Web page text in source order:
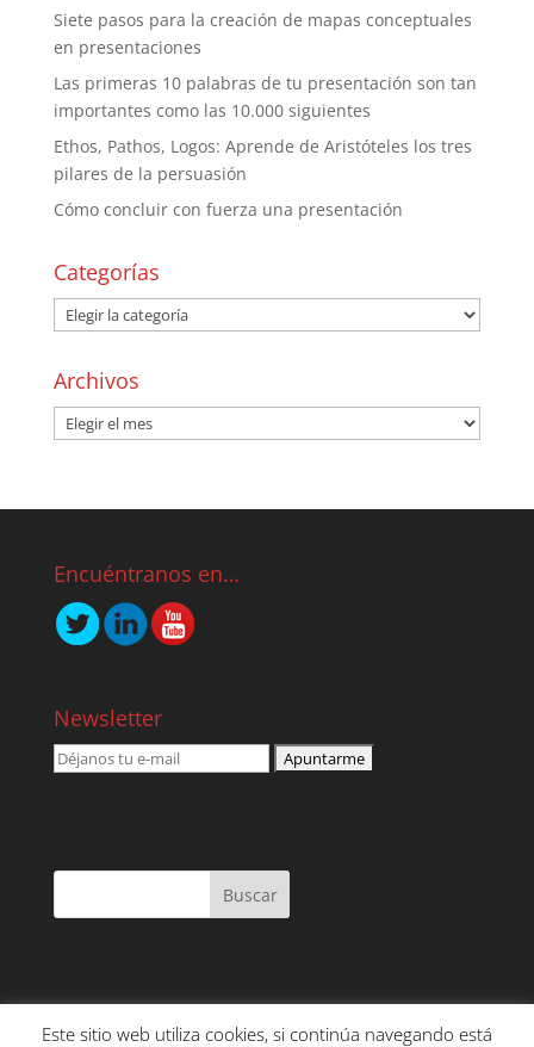
Siete pasos para la creación de mapas conceptuales
en presentaciones
Las primeras 10 palabras de tu presentación son tan
importantes como las 10.000 siguientes
Ethos, Pathos, Logos: Aprende de Aristóteles los tres
pilares de la persuasión
Cómo concluir con fuerza una presentación
Categorías
Archivos
Encuéntranos en…
Newsletter
Este sitio web utiliza cookies, si continúa navegando está